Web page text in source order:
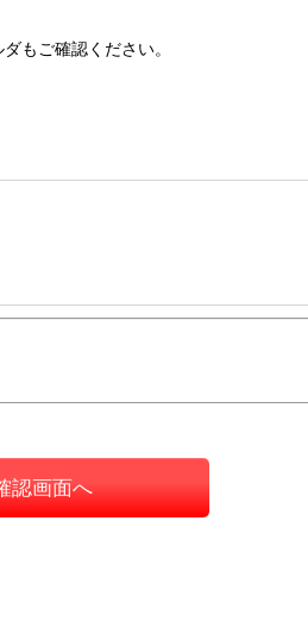
もご確認ください。
認画面へ